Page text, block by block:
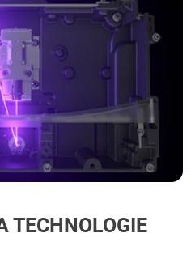
TECHNOLOGIE